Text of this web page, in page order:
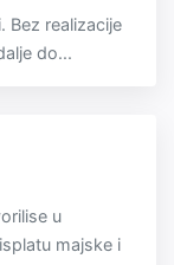
Bez realizacije
do...
u
majske i